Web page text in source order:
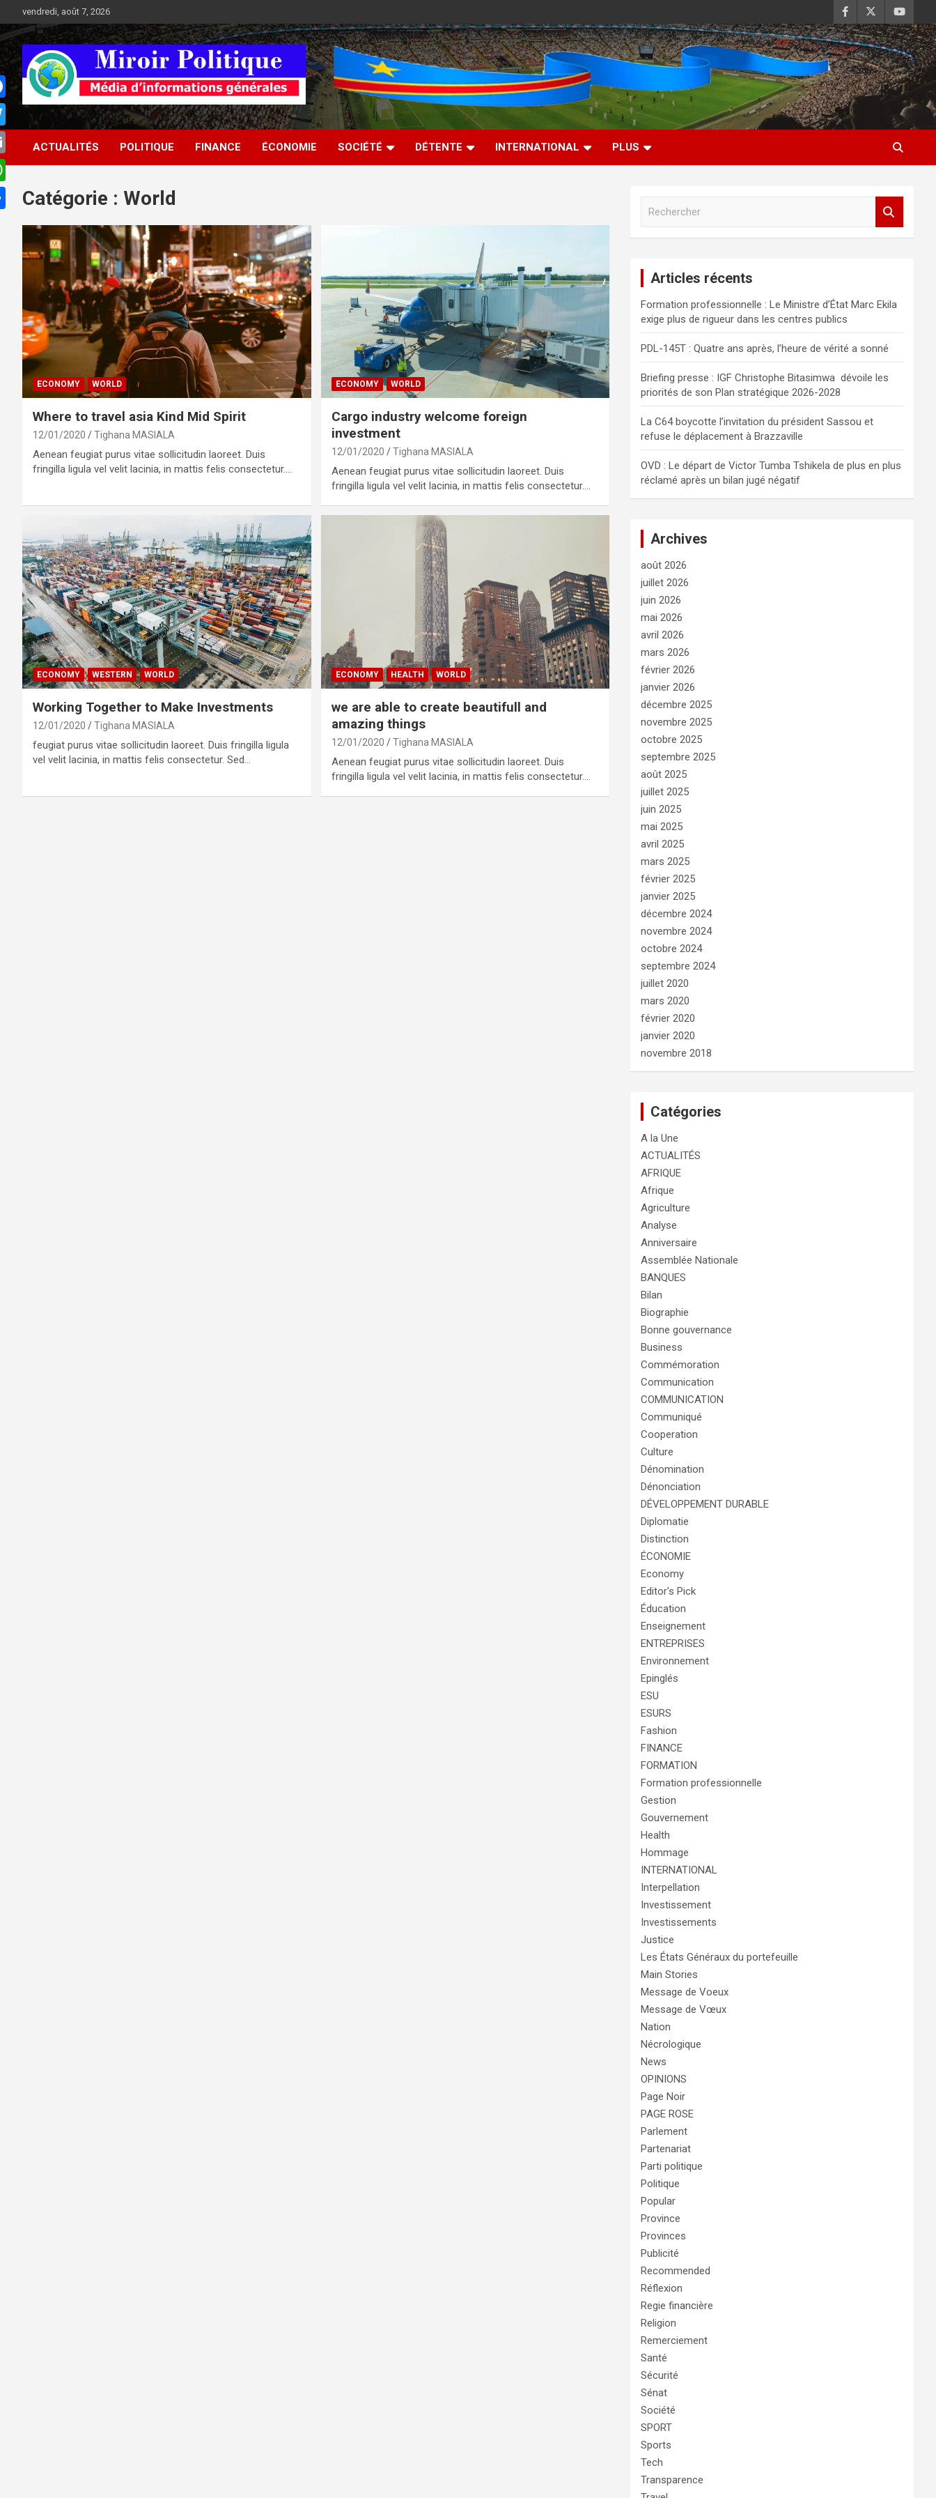
au
contenu
vendredi, août 7, 2026
Médias d'informations
socio-politiques
Médias d'informations socio-politiques
ACTUALITÉS POLITIQUE FINANCE ÉCONOMIE SOCIÉTÉ DÉTENTE INTERNATIONAL PLUS
Catégorie : World
ECONOMY WORLD
Where to travel asia Kind Mid Spirit
12/01/2020 Tighana MASIALA
Aenean feugiat purus vitae sollicitudin laoreet. Duis
fringilla ligula vel velit lacinia, in mattis felis consectetur.…
ECONOMY WORLD
Cargo industry welcome foreign
investment
12/01/2020 Tighana MASIALA
Aenean feugiat purus vitae sollicitudin laoreet. Duis
fringilla ligula vel velit lacinia, in mattis felis consectetur.…
ECONOMY WESTERN WORLD
Working Together to Make Investments
12/01/2020 Tighana MASIALA
feugiat purus vitae sollicitudin laoreet. Duis fringilla ligula
vel velit lacinia, in mattis felis consectetur. Sed…
ECONOMY HEALTH WORLD
we are able to create beautifull and
amazing things
12/01/2020 Tighana MASIALA
Aenean feugiat purus vitae sollicitudin laoreet. Duis
fringilla ligula vel velit lacinia, in mattis felis consectetur.…
c
h
e
r
Articles récents
Formation professionnelle : Le Ministre d’État Marc Ekila
exige plus de rigueur dans les centres publics
PDL-145T : Quatre ans après, l’heure de vérité a sonné
Briefing presse : IGF Christophe Bitasimwa dévoile les
priorités de son Plan stratégique 2026-2028
La C64 boycotte l’invitation du président Sassou et
refuse le déplacement à Brazzaville
OVD : Le départ de Victor Tumba Tshikela de plus en plus
réclamé après un bilan jugé négatif
Archives
août 2026
juillet 2026
juin 2026
mai 2026
avril 2026
mars 2026
février 2026
janvier 2026
décembre 2025
novembre 2025
octobre 2025
septembre 2025
août 2025
juillet 2025
juin 2025
mai 2025
avril 2025
mars 2025
février 2025
janvier 2025
décembre 2024
novembre 2024
octobre 2024
septembre 2024
juillet 2020
mars 2020
février 2020
janvier 2020
novembre 2018
Catégories
A la Une
ACTUALITÉS
AFRIQUE
Afrique
Agriculture
Analyse
Anniversaire
Assemblée Nationale
BANQUES
Bilan
Biographie
Bonne gouvernance
Business
Commémoration
Communication
COMMUNICATION
Communiqué
Cooperation
Culture
Dénomination
Dénonciation
DÉVELOPPEMENT DURABLE
Diplomatie
Distinction
ÉCONOMIE
Economy
Editor's Pick
Éducation
Enseignement
ENTREPRISES
Environnement
Epinglés
ESU
ESURS
Fashion
FINANCE
FORMATION
Formation professionnelle
Gestion
Gouvernement
Health
Hommage
INTERNATIONAL
Interpellation
Investissement
Investissements
Justice
Les États Généraux du portefeuille
Main Stories
Message de Voeux
Message de Vœux
Nation
Nécrologique
News
OPINIONS
Page Noir
PAGE ROSE
Parlement
Partenariat
Parti politique
Politique
Popular
Province
Provinces
Publicité
Recommended
Réflexion
Regie financière
Religion
Remerciement
Santé
Sécurité
Sénat
Société
SPORT
Sports
Tech
Transparence